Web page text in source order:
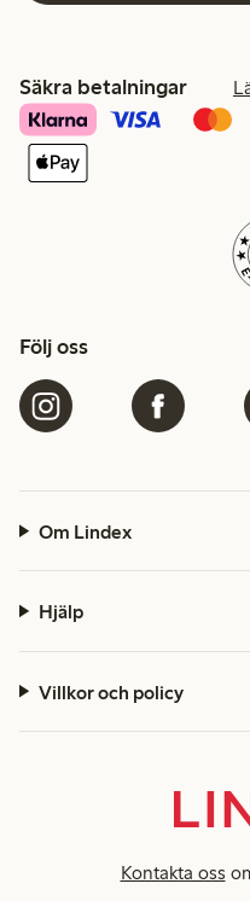
Säkra betalningar
Följ oss
Om Lindex
Hjälp
Villkor och policy
Kontakta oss